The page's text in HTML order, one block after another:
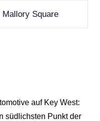
Mallory Square
auf Key West:
südlichsten Punkt der